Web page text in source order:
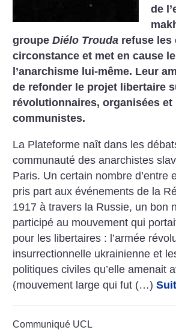
de
groupeDiélo Trouda refuse les
circonstance et met en cause
l’anarchisme lui-même. Leur
de refonder le projet libertaire
révolutionnaires, organisées et
communistes.
La Plateforme naît dans les
communauté des anarchistes
Paris. Un certain nombre d’entre
pris part aux événements de la
1917 à travers la Russie, un bon
participé au mouvement qui
pour les libertaires : l’armée
insurrectionnelle ukrainienne et
politiques civiles qu’elle amenait
(mouvement large qui fut (…)
Communiqué UCL